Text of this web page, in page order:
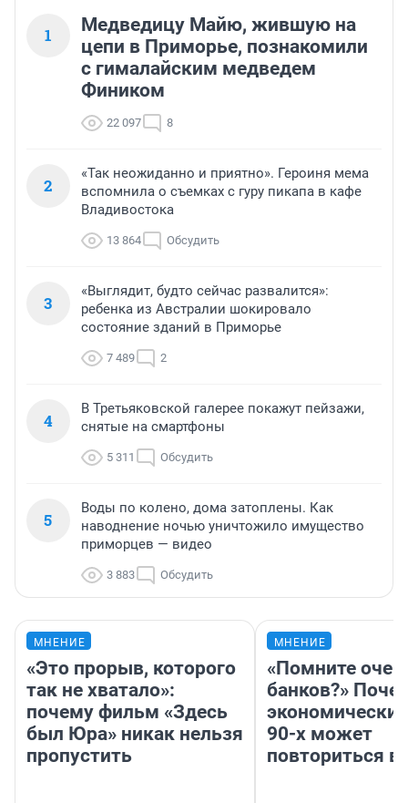
1
Медведицу Майю, жившую на
цепи в Приморье, познакомили
с гималайским медведем
Фиником
22 097 8
2
«Так неожиданно и приятно». Героиня мема
вспомнила о съемках с гуру пикапа в кафе
Владивостока
13 864 Обсудить
3
«Выглядит, будто сейчас развалится»:
ребенка из Австралии шокировало
состояние зданий в Приморье
7 489 2
4
В Третьяковской галерее покажут пейзажи,
снятые на смартфоны
5 311 Обсудить
5
Воды по колено, дома затоплены. Как
наводнение ночью уничтожило имущество
приморцев — видео
3 883 Обсудить
МНЕНИЕ
«Это прорыв, которого
так не хватало»:
почему фильм «Здесь
был Юра» никак нельзя
пропустить
МНЕНИЕ
«Помните
банков?»
90-х может
повториться